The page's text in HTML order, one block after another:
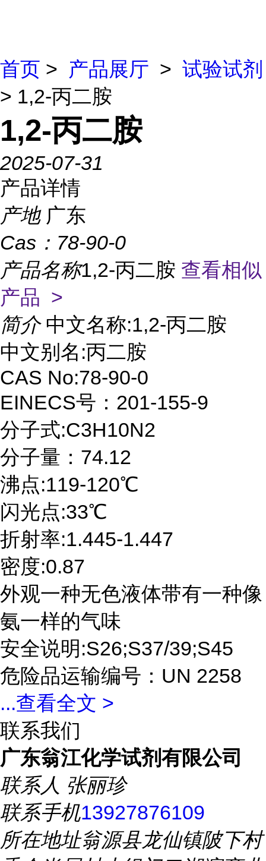
首页 > 产品展厅 > 试验试剂
> 1,2-丙二胺
1,2-丙二胺
2025-07-31
产品详情
产地 广东
Cas： 78-90-0
产品名称1,2-丙二胺 查看相似
产品 >
简介 中文名称:1,2-丙二胺
中文别名:丙二胺
CAS No:78-90-0
EINECS号：201-155-9
分子式:C3H10N2
分子量：74.12
沸点:119-120℃
闪光点:33℃
折射率:1.445-1.447
密度:0.87
外观一种无色液体带有一种像
氨一样的气味
安全说明:S26;S37/39;S45
危险品运输编号：UN 2258
...查看全文 >
联系我们
广东翁江化学试剂有限公司
联系人 张丽珍
联系手机13927876109
所在地址翁源县龙仙镇陂下村